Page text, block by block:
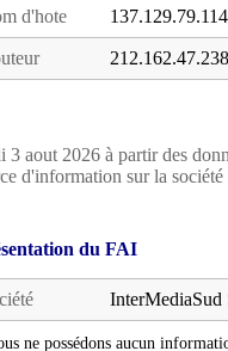
d'hote 137.129.79.114
212.162.47.238
3 aout 2026 à partir des
d'information sur la société
du FAI
ne possédons aucun